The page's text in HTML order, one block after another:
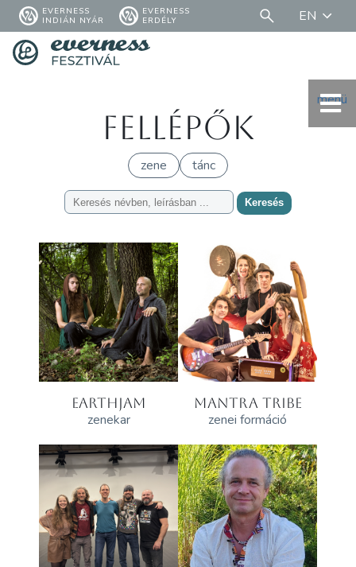
EVERNESS
INDIÁN NYÁR
EVERNESS
ERDÉLY
EN
menü
Fellépők
zene tánc
Keresés
EARTHJAM
zenekar
MANTRA TRIBE
zenei formáció